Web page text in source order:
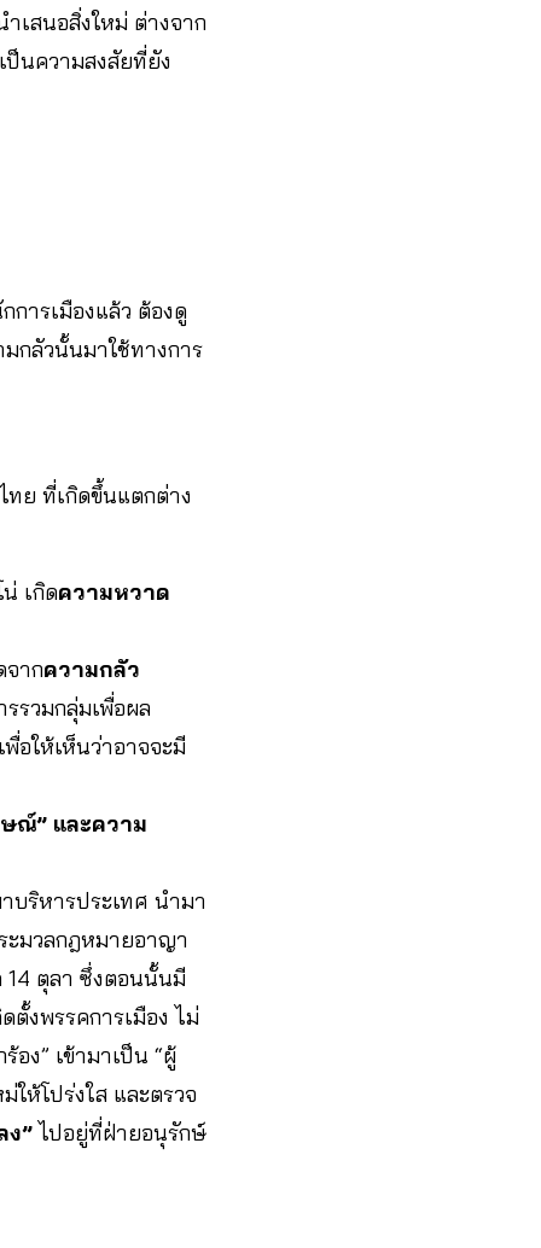
เสนอสิ่งใหม่ ต่างจาก
ป็นความสงสัยที่ยัง
การเมืองแล้ว ต้องดู
มกลัวนั้นมาใช้ทางการ
ทย ที่เกิดขึ้นแตกต่าง
เกิดความหวาด
ากความกลัว
รวมกลุ่มเพื่อผล
อให้เห็นว่าอาจจะมี
ณ์” และความ
บริหารประเทศ นำมา
ะมวลกฎหมายอาญา
14 ตุลา ซึ่งตอนนั้นมี
ตั้งพรรคการเมือง ไม่
ง” เข้ามาเป็น “ผู้
ให้โปร่งใส และตรวจ
ง” ไปอยู่ที่ฝ่ายอนุรักษ์